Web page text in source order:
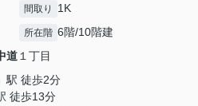
間取り 1K
所在階 6階/10階建
道 １丁目
」駅 徒歩2分
徒歩13分